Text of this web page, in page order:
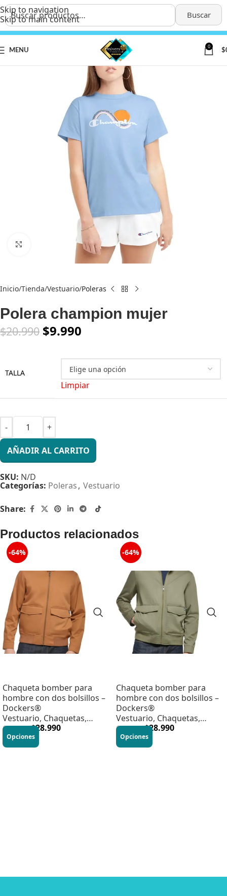
Buscar
Skip to navigation
Skip to main content
MENU
0
$
Click to enlarge
Inicio Tienda Vestuario Poleras
Polera champion mujer
$20.990 $9.990
TALLA
Limpiar
AÑADIR AL CARRITO
SKU: N/D
Categorías: Poleras, Vestuario
Share:
Productos relacionados
-64%
Chaqueta bomber para
hombre con dos bolsillos –
Dockers®
Vestuario, Chaquetas,
Hombre
$79.990 $28.990
Opciones
-64%
Chaqueta bomber para
hombre con dos bolsillos –
Dockers®
Vestuario, Chaquetas,
Hombre
$79.990 $28.990
Opciones